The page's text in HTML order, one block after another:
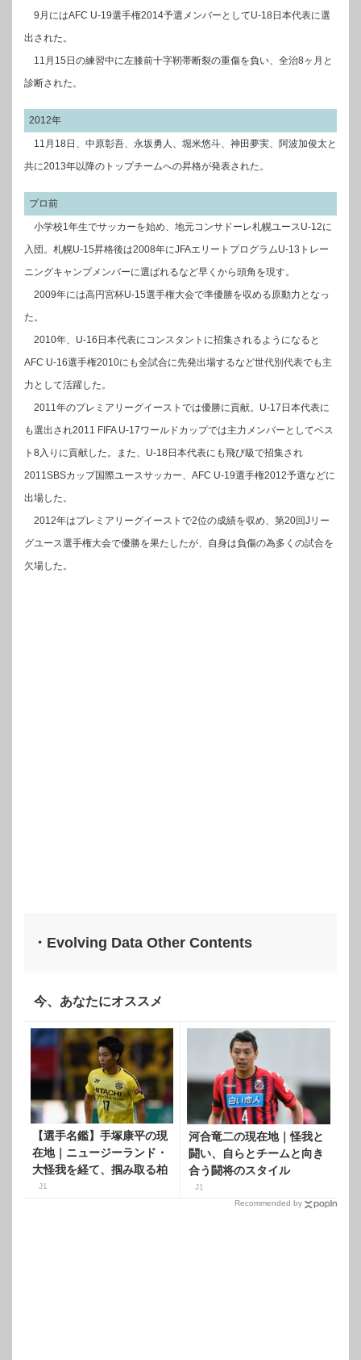
9月にはAFC U-19選手権2014予選メンバーとしてU-18日本代表に選
出された。
11月15日の練習中に左膝前十字靭帯断裂の重傷を負い、全治8ヶ月と
診断された。
2012年
11月18日、中原彰吾、永坂勇人、堀米悠斗、神田夢実、阿波加俊太と
共に2013年以降のトップチームへの昇格が発表された。
プロ前
小学校1年生でサッカーを始め、地元コンサドーレ札幌ユースU-12に
入団。札幌U-15昇格後は2008年にJFAエリートプログラムU-13トレー
ニングキャンプメンバーに選ばれるなど早くから頭角を現す。
2009年には高円宮杯U-15選手権大会で準優勝を収める原動力となっ
た。
2010年、U-16日本代表にコンスタントに招集されるようになると
AFC U-16選手権2010にも全試合に先発出場するなど世代別代表でも主
力として活躍した。
2011年のプレミアリーグイーストでは優勝に貢献。U-17日本代表に
も選出され2011 FIFA U-17ワールドカップでは主力メンバーとしてベス
ト8入りに貢献した。また、U-18日本代表にも飛び級で招集され
2011SBSカップ国際ユースサッカー、AFC U-19選手権2012予選などに
出場した。
2012年はプレミアリーグイーストで2位の成績を収め、第20回Jリー
グユース選手権大会で優勝を果たしたが、自身は負傷の為多くの試合を
欠場した。
・Evolving Data Other Contents
今、あなたにオススメ
【選手名鑑】手塚康平の現
在地｜ニュージーランド・
大怪我を経て、掴み取る柏
ボランチの座
J1
河合竜二の現在地｜怪我と
闘い、自らとチームと向き
合う闘将のスタイル
J1
Recommended by